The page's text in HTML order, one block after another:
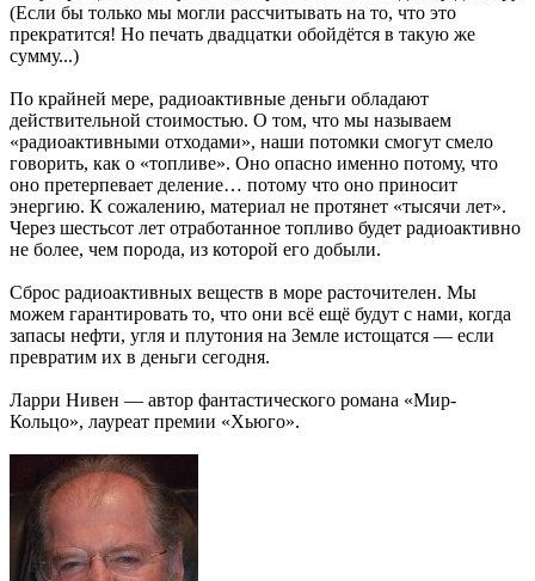
(Если бы только мы могли рассчитывать на то, что это
прекратится! Но печать двадцатки обойдётся в такую же
сумму...)
По крайней мере, радиоактивные деньги обладают
действительной стоимостью. О том, что мы называем
«радиоактивными отходами», наши потомки смогут смело
говорить, как о «топливе». Оно опасно именно потому, что
оно претерпевает деление… потому что оно приносит
энергию. К сожалению, материал не протянет «тысячи лет».
Через шестьсот лет отработанное топливо будет радиоактивно
не более, чем порода, из которой его добыли.
Сброс радиоактивных веществ в море расточителен. Мы
можем гарантировать то, что они всё ещё будут с нами, когда
запасы нефти, угля и плутония на Земле истощатся — если
превратим их в деньги сегодня.
Ларри Нивен — автор фантастического романа «Мир-
Кольцо», лауреат премии «Хьюго».